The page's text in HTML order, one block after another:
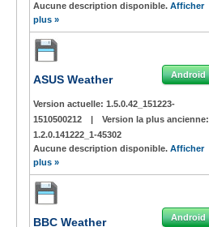
Aucune description disponible. Afficher
plus »
ASUS Weather Android
Version actuelle: 1.5.0.42_151223-
1510500212
|
Version la plus ancienne:
1.2.0.141222_1-45302
Aucune description disponible. Afficher
plus »
BBC Weather Android